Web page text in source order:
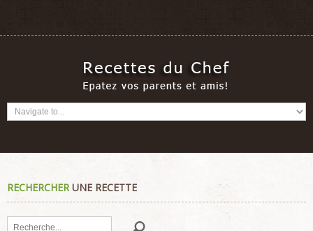
RECHERCHERUNE RECETTE
Rechercher